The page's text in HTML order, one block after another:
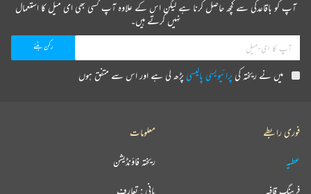
آپ کو باقاعدگی سے کچھ حاصل کرنا ہے لیکن اس کے علاوہ آپ کسی بھی ای میل کا استعمال
نہیں کرتے ہیں۔
میں نے ریختہ کیپرائیویسی پالیسیپڑھ لی ہے اور اس سے متفق ہوں
فوری رابطے
عطیہ
فرہنگ قافیہ
معلومات
ریختہ فاؤنڈیشن
بانی : تعارف